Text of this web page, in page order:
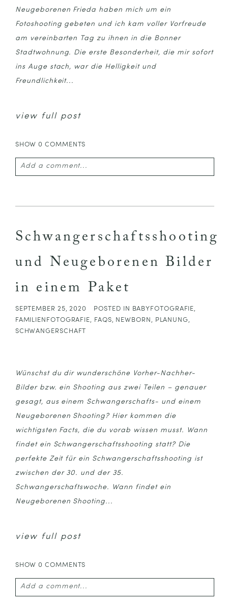
Neugeborenen Frieda haben mich um ein
Fotoshooting gebeten und ich kam voller Vorfreude
am vereinbarten Tag zu ihnen in die Bonner
Stadtwohnung. Die erste Besonderheit, die mir sofort
ins Auge stach, war die Helligkeit und
Freundlichkeit...
view full post
SHOW 0 COMMENTS
Add a comment...
POST COMMENT
Schwangerschaftsshooting
und Neugeborenen Bilder
in einem Paket
SEPTEMBER 25, 2020 POSTED IN BABYFOTOGRAFIE
FAMILIENFOTOGRAFIE
FAQS NEWBORN PLANUNG
SCHWANGERSCHAFT
Wünschst du dir wunderschöne Vorher-Nachher-
Bilder bzw. ein Shooting aus zwei Teilen – genauer
gesagt, aus einem Schwangerschafts- und einem
Neugeborenen Shooting? Hier kommen die
wichtigsten Facts, die du vorab wissen musst. Wann
findet ein Schwangerschaftsshooting statt? Die
perfekte Zeit für ein Schwangerschaftsshooting ist
zwischen der 30. und der 35.
Schwangerschaftswoche. Wann findet ein
Neugeborenen Shooting...
view full post
SHOW 0 COMMENTS
Add a comment...